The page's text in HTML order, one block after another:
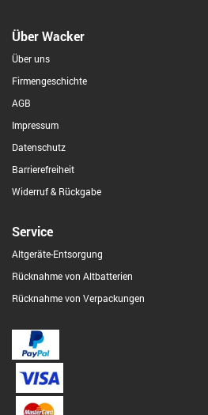
Über Wacker
Über uns
Firmengeschichte
AGB
Impressum
Datenschutz
Barrierefreiheit
Widerruf & Rückgabe
Service
Altgeräte-Entsorgung
Rücknahme von Altbatterien
Rücknahme von Verpackungen